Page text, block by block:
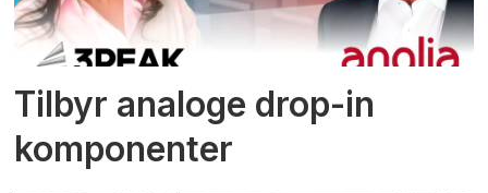
Tilbyr analoge drop-in
komponenter